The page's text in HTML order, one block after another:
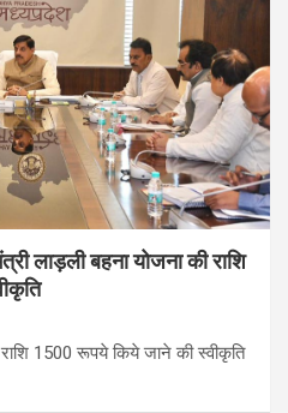
लाड़ली बहना योजना की राशि
1500 रूपये किये जाने की स्वीकृति